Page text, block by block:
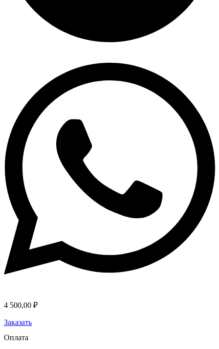
4 500,00 ₽
Заказать
Оплата